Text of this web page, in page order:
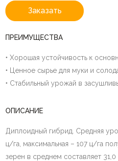
Заказать
ПРЕИМУЩЕСТВА
• Хорошая устойчивость к
• Ценное сырье для муки и
• Стабильный урожай в
ОПИСАНИЕ
Диплоидный гибрид. Средняя
ц/га, максимальная – 107 ц/га
зерен в среднем составляет